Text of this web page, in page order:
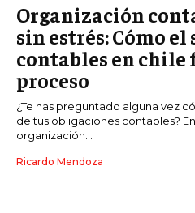
Organización
sin estrés: Cómo
contables en
proceso
¿Te has preguntado alguna vez
de tus obligaciones contables?
organización...
Ricardo Mendoza